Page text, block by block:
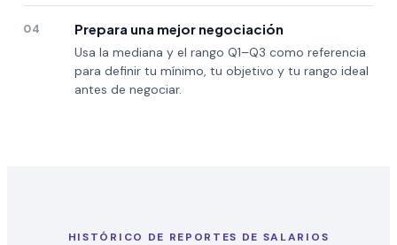
04 Prepara una mejor negociación
Usa la mediana y el rango Q1–Q3 como referencia
para definir tu mínimo, tu objetivo y tu rango ideal
antes de negociar.
HISTÓRICO DE REPORTES DE SALARIOS